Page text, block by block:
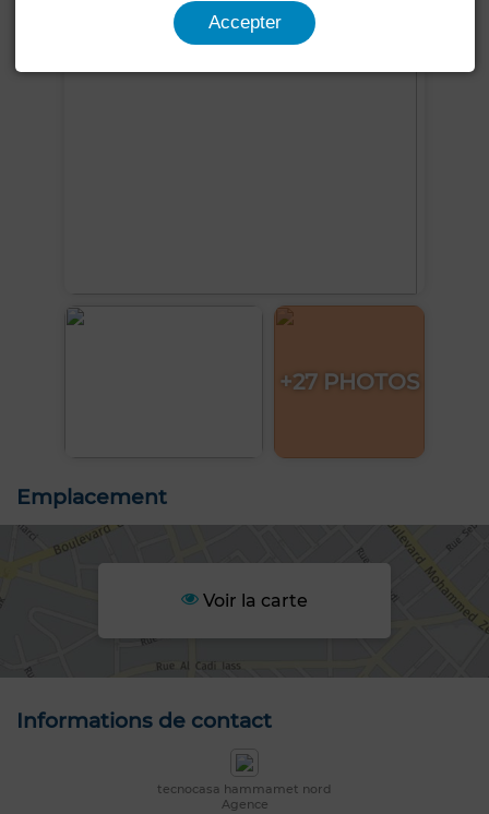
+27 PHOTOS
Emplacement
Voir la carte
Informations de contact
tecnocasa hammamet nord
Agence
Accepter